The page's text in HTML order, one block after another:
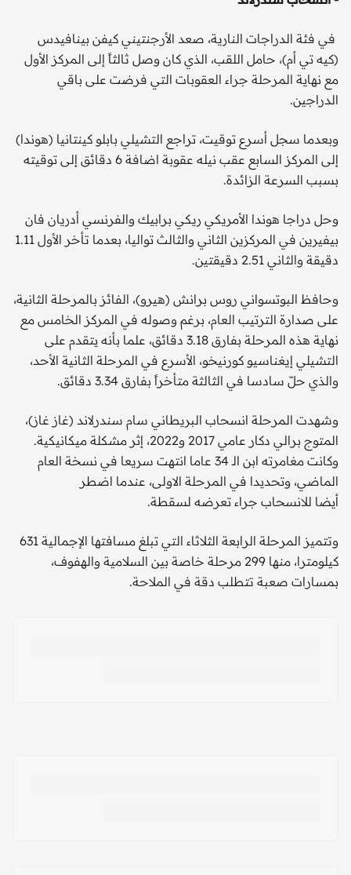
في فئة الدراجات النارية، صعد الأرجنتيني كيفن بينافيدس
(كيه تي أم)، حامل اللقب، الذي كان وصل ثالثاً إلى المركز الأول
مع نهاية المرحلة جراء العقوبات التي فرضت على باقي
الدراجين.
وبعدما سجل أسرع توقيت، تراجع التشيلي بابلو كينتانيا (هوندا)
إلى المركز السابع عقب نيله عقوبة اضافة 6 دقائق إلى توقيته
بسبب السرعة الزائدة.
وحل دراجا هوندا الأمريكي ريكي برابيك والفرنسي أدريان فان
بيفيرين في المركزين الثاني والثالث تواليا، بعدما تأخر الأول 1.11
دقيقة والثاني 2.51 دقيقتين.
وحافظ البوتسواني روس برانش (هيرو)، الفائز بالمرحلة الثانية،
على صدارة الترتيب العام، برغم وصوله في المركز الخامس مع
نهاية هذه المرحلة بفارق 3.18 دقائق، علما بأنه يتقدم على
التشيلي إيغناسيو كورنيخو، الأسرع في المرحلة الثانية الأحد،
والذي حلّ سادسا في الثالثة متأخراً بفارق 3.34 دقائق.
وشهدت المرحلة انسحاب البريطاني سام سندرلاند (غاز غاز)،
المتوج برالي دكار عامي 2017 و2022، إثر مشكلة ميكانيكية.
وكانت مغامرته ابن الـ 34 عاما انتهت سريعا في نسخة العام
الماضي، وتحديدا في المرحلة الاولى، عندما اضطر
أيضا للانسحاب جراء تعرضه لسقطة.
وتتميز المرحلة الرابعة الثلاثاء التي تبلغ مسافتها الإجمالية 631
كيلومترا، منها 299 مرحلة خاصة بين السلامية والهفوف،
بمسارات صعبة تتطلب دقة في الملاحة.